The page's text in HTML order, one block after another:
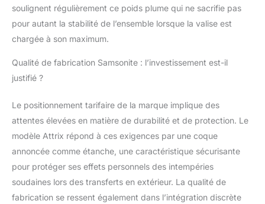
et la poche pratique
pour tablier offrent un
supplémentaire Cette
vous offre plus
d'espace et répond aux
besoins de tous les
soulignent régulièrement ce poids plume qui ne sacrifie pas
pour autant la stabilité de l’ensemble lorsque la valise est
chargée à son maximum.
Qualité de fabrication Samsonite : l’investissement est-il
justifié ?
Le positionnement tarifaire de la marque implique des
attentes élevées en matière de durabilité et de protection. Le
modèle Attrix répond à ces exigences par une coque
annoncée comme étanche, une caractéristique sécurisante
pour protéger ses effets personnels des intempéries
soudaines lors des transferts en extérieur. La qualité de
fabrication se ressent également dans l’intégration discrète